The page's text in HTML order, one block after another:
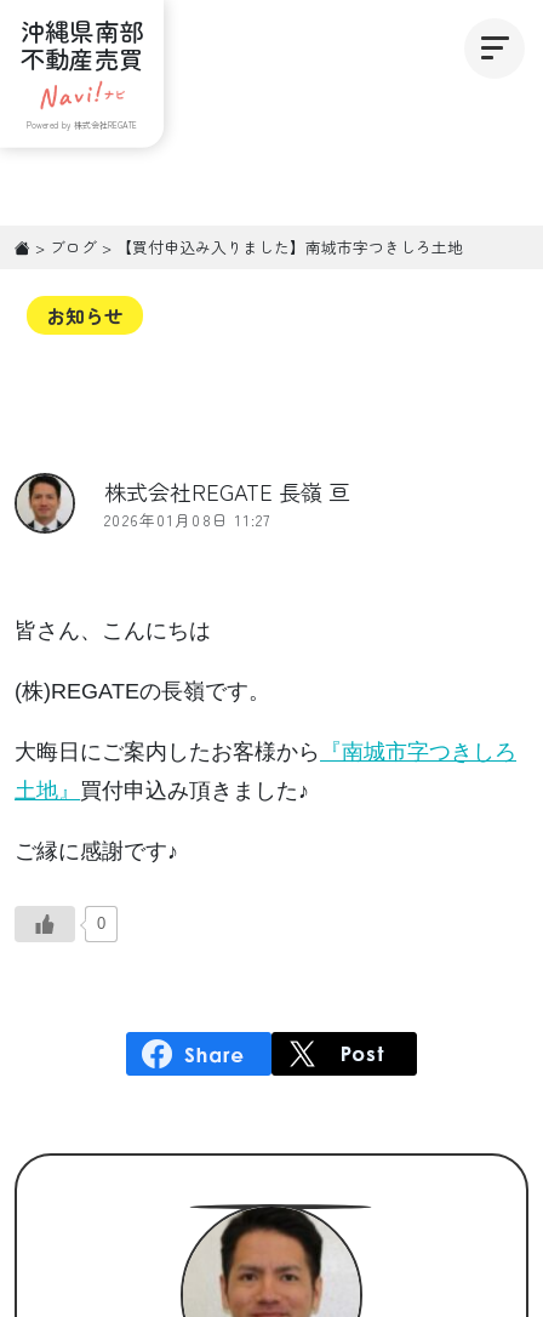
沖縄県南部
不動産売買
Powered by 株式会社REGATE
> ブログ > 【買付申込み入りました】南城市字つきしろ土地
お知らせ
株式会社REGATE 長嶺 亘
2026年01月08日 11:27
皆さん、こんにちは
(株)REGATEの長嶺です。
大晦日にご案内したお客様から
『南城市字つきしろ
土地』 買付申込み頂きました♪
ご縁に感謝です♪
0